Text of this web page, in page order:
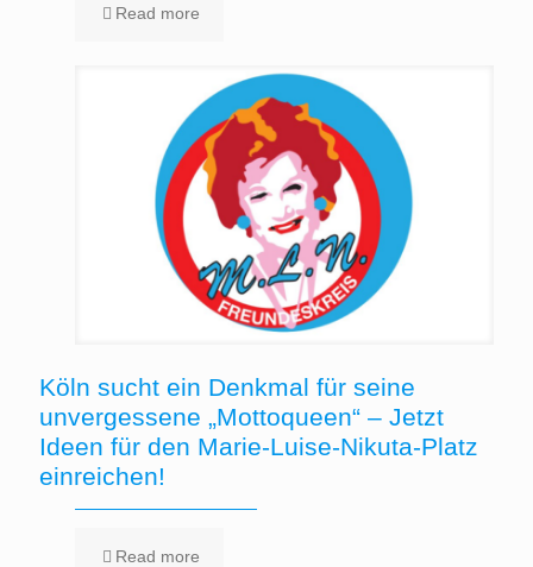
Read more
Köln sucht ein Denkmal für seine
unvergessene „Mottoqueen“ – Jetzt
Ideen für den Marie-Luise-Nikuta-Platz
einreichen!
Read more